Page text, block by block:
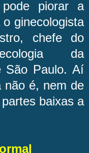
piorar a
o ginecologista
chefe do
da
São Paulo. Aí
não é, nem de
baixas a